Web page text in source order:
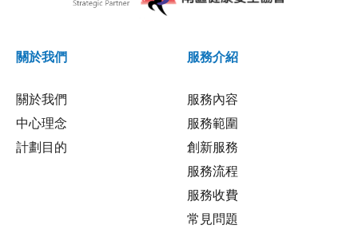
關於我們
關於我們
中心理念
計劃目的
服務介紹
服務內容
服務範圍
創新服務
服務流程
服務收費
常見問題